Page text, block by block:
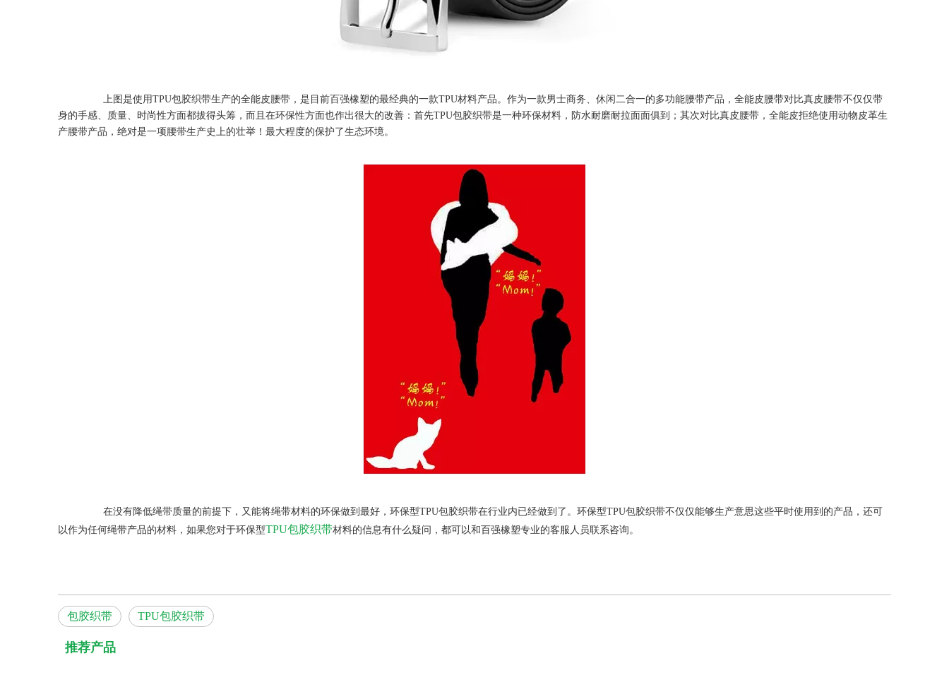
上图是使用TPU包胶织带生产的全能皮腰带，是目前百强橡塑的最经典的一款TPU材料产品。作为一款男士商务、休闲二合一的多功能腰带产品，全能皮腰带对比真皮腰带不仅仅带
身的手感、质量、时尚性方面都拔得头筹，而且在环保性方面也作出很大的改善：首先TPU包胶织带是一种环保材料，防水耐磨耐拉面面俱到；其次对比真皮腰带，全能皮拒绝使用动物皮革生
产腰带产品，绝对是一项腰带生产史上的壮举！最大程度的保护了生态环境。
在没有降低绳带质量的前提下，又能将绳带材料的环保做到最好，环保型TPU包胶织带在行业内已经做到了。环保型TPU包胶织带不仅仅能够生产意思这些平时使用到的产品，还可
以作为任何绳带产品的材料，如果您对于环保型TPU包胶织带材料的信息有什么疑问，都可以和百强橡塑专业的客服人员联系咨询。
包胶织带 TPU包胶织带
推荐产品